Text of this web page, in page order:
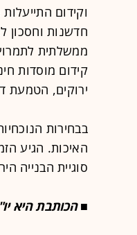
וקידום
חדשנות וחסכון
ממשלתית
קידום מוסדות
ירוקים, הטמעת
בבחירות
האיכות. הגיע
סוגיית הבנייה
■ הכותבת היא